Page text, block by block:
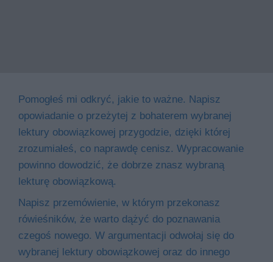
Pomogłeś mi odkryć, jakie to ważne. Napisz
opowiadanie o przeżytej z bohaterem wybranej
lektury obowiązkowej przygodzie, dzięki której
zrozumiałeś, co naprawdę cenisz. Wypracowanie
powinno dowodzić, że dobrze znasz wybraną
lekturę obowiązkową.
Napisz przemówienie, w którym przekonasz
rówieśników, że warto dążyć do poznawania
czegoś nowego. W argumentacji odwołaj się do
wybranej lektury obowiązkowej oraz do innego